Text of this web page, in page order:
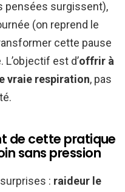
pensées surgissent),
(on reprend le
cette pause
est d’offrir à
vraie respiration, pas
de cette pratique
sans pression
: raideur le